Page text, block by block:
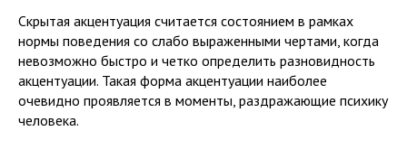
Скрытая акцентуация считается состоянием в рамках
нормы поведения со слабо выраженными чертами, когда
невозможно быстро и четко определить разновидность
акцентуации. Такая форма акцентуации наиболее
очевидно проявляется в моменты, раздражающие психику
человека.